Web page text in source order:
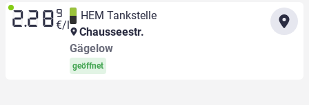
2.28 9
€/l
HEM Tankstelle
Chausseestr.
Gägelow
geöffnet